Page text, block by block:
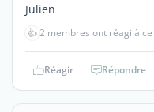
Julien
👍2 membres ont réagi à
Réagir Répondre